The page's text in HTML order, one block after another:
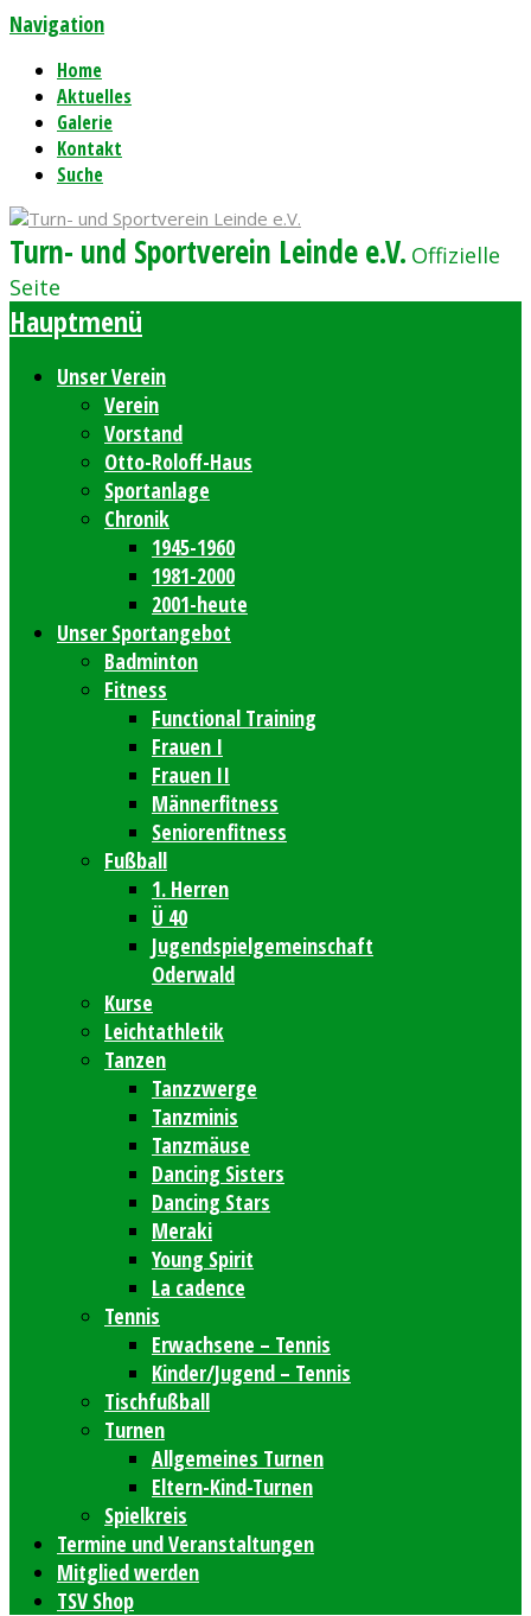
Navigation
Home
Aktuelles
Galerie
Kontakt
Suche
Turn- und Sportverein Leinde e.V. Offizielle
Seite
Hauptmenü
Unser Verein
Verein
Vorstand
Otto-Roloff-Haus
Sportanlage
Chronik
1945-1960
1981-2000
2001-heute
Unser Sportangebot
Badminton
Fitness
Functional Training
Frauen I
Frauen II
Männerfitness
Seniorenfitness
Fußball
1. Herren
Ü 40
Jugendspielgemeinschaft
Oderwald
Kurse
Leichtathletik
Tanzen
Tanzzwerge
Tanzminis
Tanzmäuse
Dancing Sisters
Dancing Stars
Meraki
Young Spirit
La cadence
Tennis
Erwachsene – Tennis
Kinder/Jugend – Tennis
Tischfußball
Turnen
Allgemeines Turnen
Eltern-Kind-Turnen
Spielkreis
Termine und Veranstaltungen
Mitglied werden
TSV Shop